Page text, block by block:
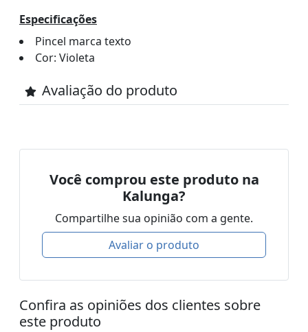
Especificações
Pincel marca texto
Cor: Violeta
Avaliação do produto
Você comprou este produto na
Kalunga?
Compartilhe sua opinião com a gente.
Avaliar o produto
Confira as opiniões dos clientes sobre
este produto